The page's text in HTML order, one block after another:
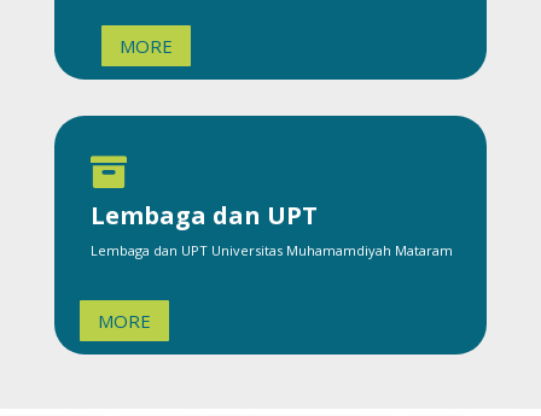
MORE

Lembaga dan UPT
Lembaga dan UPT Universitas Muhamamdiyah Mataram
MORE